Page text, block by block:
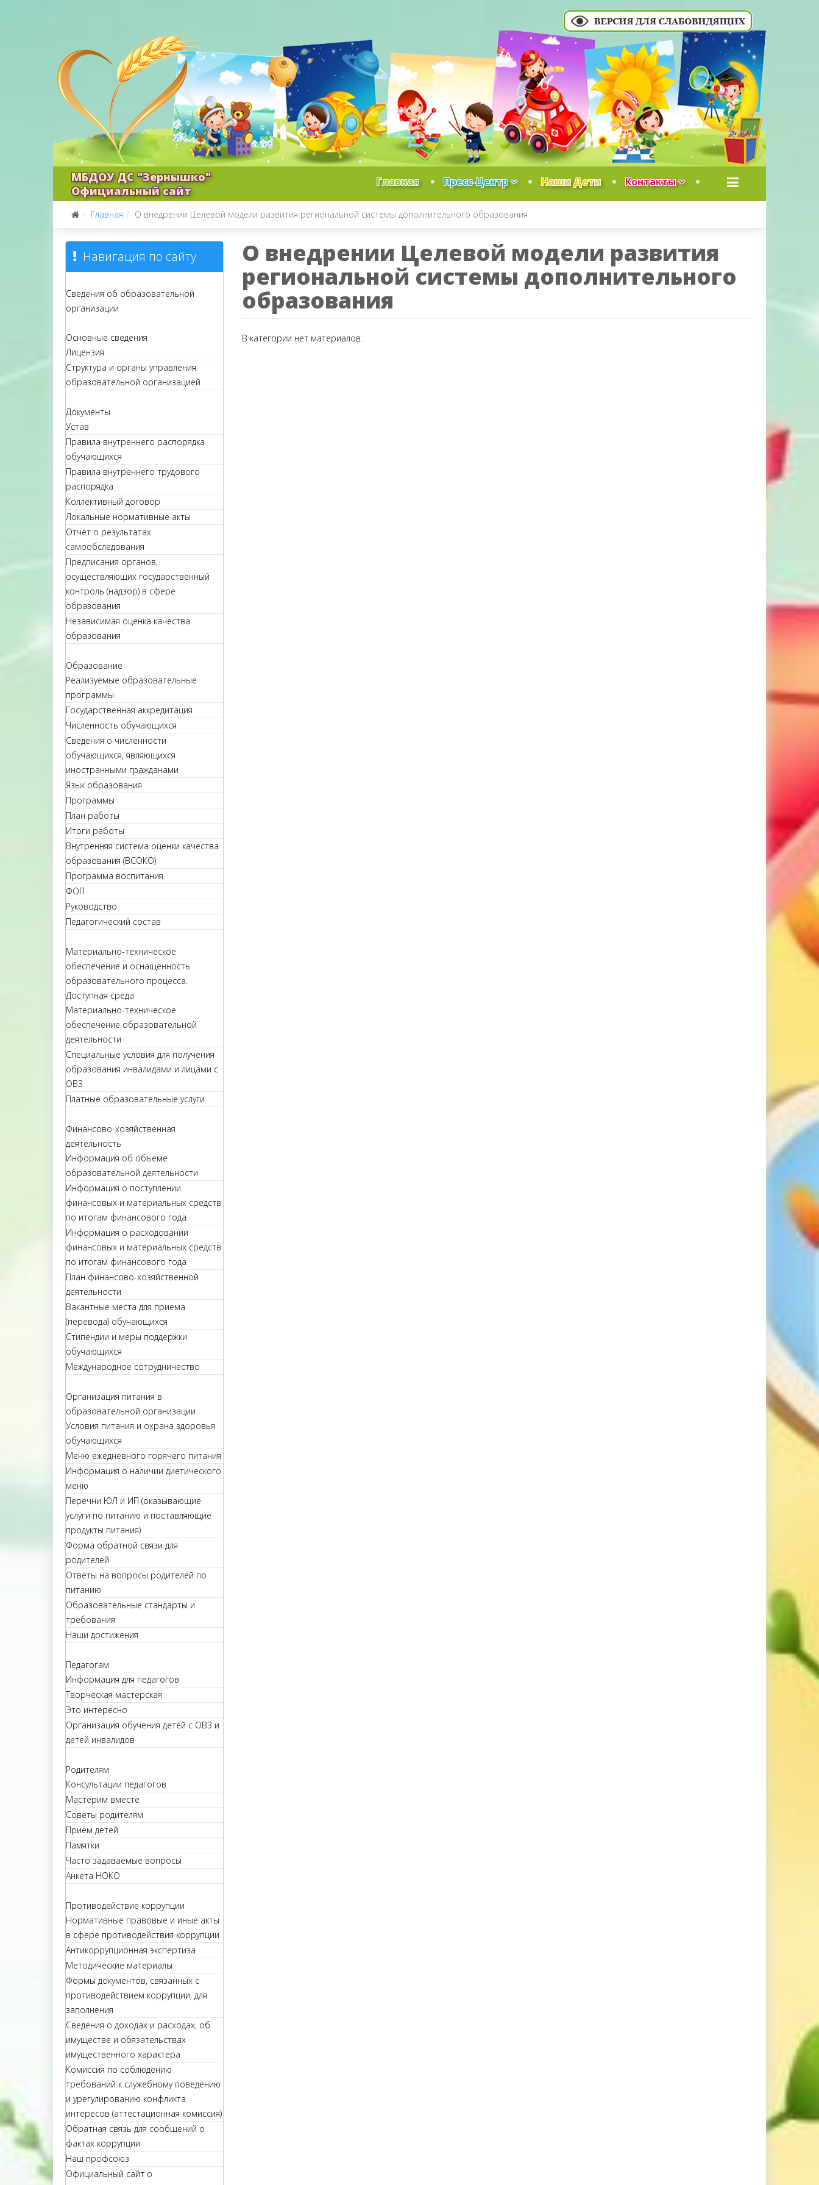
МБДОУ ДС "Зернышко"
Официальный сайт
Главная Пресс-Центр Наши Дети Контакты
Главная О внедрении Целевой модели развития региональной системы дополнительного образования
Навигация по сайту
Сведения об образовательной
организации
Основные сведения
Лицензия
Структура и органы управления
образовательной организацией
Документы
Устав
Правила внутреннего распорядка
обучающихся
Правила внутреннего трудового
распорядка
Коллективный договор
Локальные нормативные акты
Отчет о результатах
самообследования
Предписания органов,
осуществляющих государственный
контроль (надзор) в сфере
образования
Независимая оценка качества
образования
Образование
Реализуемые образовательные
программы
Государственная аккредитация
Численность обучающихся
Сведения о численности
обучающихся, являющихся
иностранными гражданами
Язык образования
Программы
План работы
Итоги работы
Внутренняя система оценки качества
образования (ВСОКО)
Программа воспитания
ФОП
Руководство
Педагогический состав
Материально-техническое
обеспечение и оснащенность
образовательного процесса.
Доступная среда
Материально-техническое
обеспечение образовательной
деятельности
Специальные условия для получения
образования инвалидами и лицами с
ОВЗ
Платные образовательные услуги
Финансово-хозяйственная
деятельность
Информация об объеме
образовательной деятельности
Информация о поступлении
финансовых и материальных средств
по итогам финансового года
Информация о расходовании
финансовых и материальных средств
по итогам финансового года
План финансово-хозяйственной
деятельности
Вакантные места для приема
(перевода) обучающихся
Стипендии и меры поддержки
обучающихся
Международное сотрудничество
Организация питания в
образовательной организации
Условия питания и охрана здоровья
обучающихся
Меню ежедневного горячего питания
Информация о наличии диетического
меню
Перечни ЮЛ и ИП (оказывающие
услуги по питанию и поставляющие
продукты питания)
Форма обратной связи для
родителей
Ответы на вопросы родителей по
питанию
Образовательные стандарты и
требования
Наши достижения
Педагогам
Информация для педагогов
Творческая мастерская
Это интересно
Организация обучения детей с ОВЗ и
детей инвалидов
Родителям
Консультации педагогов
Мастерим вместе
Советы родителям
Прием детей
Памятки
Часто задаваемые вопросы
Анкета НОКО
Противодействие коррупции
Нормативные правовые и иные акты
в сфере противодействия коррупции
Антикоррупционная экспертиза
Методические материалы
Формы документов, связанных с
противодействием коррупции, для
заполнения
Сведения о доходах и расходах, об
имуществе и обязательствах
имущественного характера
Комиссия по соблюдению
требований к служебному поведению
и урегулированию конфликта
интересов (аттестационная комиссия)
Обратная связь для сообщений о
фактах коррупции
Наш профсоюз
Официальный сайт о
О внедрении Целевой модели развития
региональной системы дополнительного
образования
В категории нет материалов.